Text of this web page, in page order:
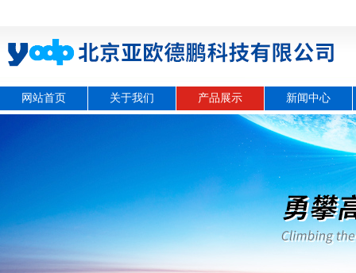
网站首页 关于我们 产品展示 新闻中心